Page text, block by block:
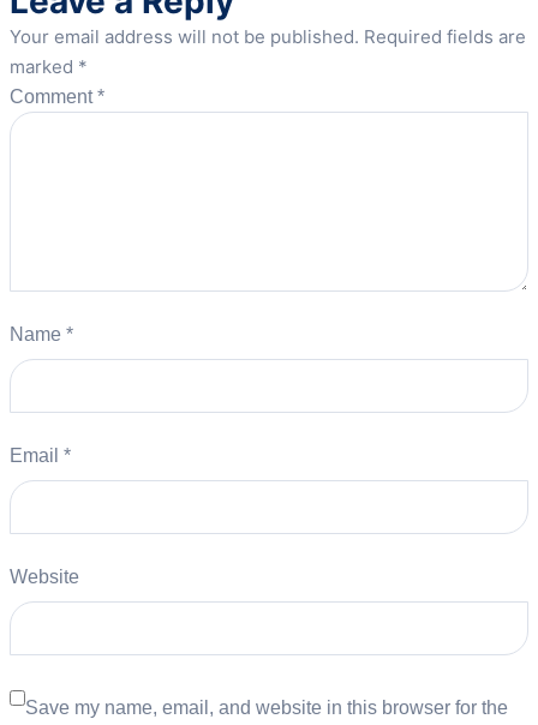
Your email address will not be published. Required fields are
marked *
Comment*
Name *
Email *
Website
Save my name, email, and website in this browser for the